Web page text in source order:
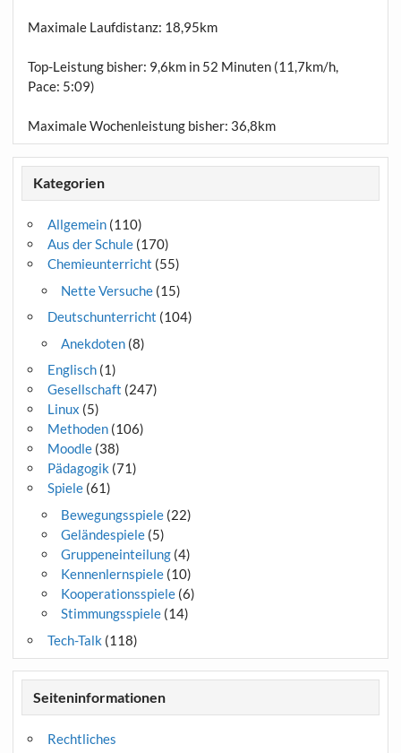
Maximale Laufdistanz: 18,95km
Top-Leistung bisher: 9,6km in 52 Minuten (11,7km/h,
Pace: 5:09)
Maximale Wochenleistung bisher: 36,8km
Kategorien
Allgemein(110)
Aus der Schule(170)
Chemieunterricht (55)
Nette Versuche(15)
Deutschunterricht (104)
Anekdoten(8)
Englisch(1)
Gesellschaft (247)
Linux (5)
Methoden(106)
Moodle(38)
Pädagogik (71)
Spiele(61)
Bewegungsspiele(22)
Geländespiele(5)
Gruppeneinteilung(4)
Kennenlernspiele(10)
Kooperationsspiele(6)
Stimmungsspiele(14)
Tech-Talk (118)
Seiteninformationen
Rechtliches